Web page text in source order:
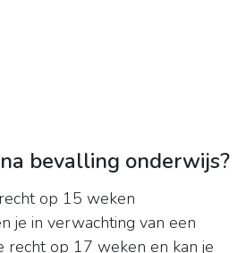
bevalling onderwijs?
op 15 weken
je in verwachting van een
recht op 17 weken en kan je